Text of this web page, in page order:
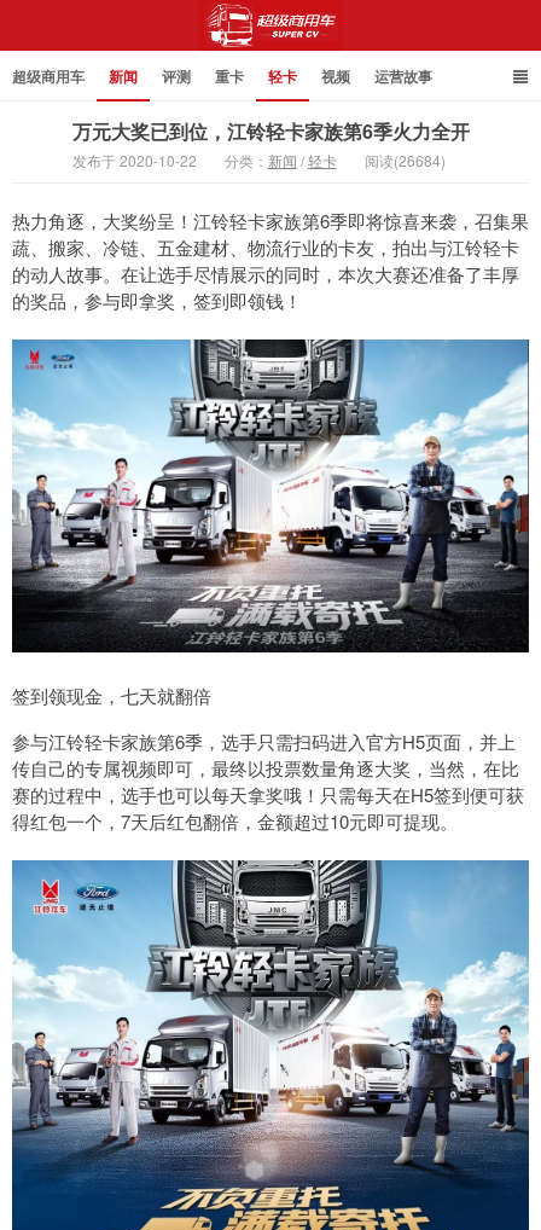
超级商用车 新闻 评测 重卡 轻卡 视频 运营故事
万元大奖已到位，江铃轻卡家族第6季火力全开
发布于 2020-10-22 分类： 新闻 /轻卡 阅读(26684)
热力角逐，大奖纷呈！江铃轻卡家族第6季即将惊喜来袭，召集果
蔬、搬家、冷链、五金建材、物流行业的卡友，拍出与江铃轻卡
的动人故事。在让选手尽情展示的同时，本次大赛还准备了丰厚
的奖品，参与即拿奖，签到即领钱！
签到领现金，七天就翻倍
参与江铃轻卡家族第6季，选手只需扫码进入官方H5页面，并上
传自己的专属视频即可，最终以投票数量角逐大奖，当然，在比
赛的过程中，选手也可以每天拿奖哦！只需每天在H5签到便可获
得红包一个，7天后红包翻倍，金额超过10元即可提现。